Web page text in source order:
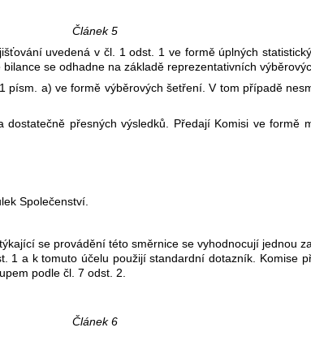
Článek 5
uvedená v čl. 1 odst. 1 ve formě úplných
se odhadne na základě reprezentativních
a) ve formě výběrových šetření. V tom případě
přesných výsledků. Předají Komisi ve formě
Společenství.
se provádění této směrnice se vyhodnocují jednou
1 a k tomuto účelu použijí standardní dotazník. Komise
podle čl. 7 odst. 2.
Článek 6